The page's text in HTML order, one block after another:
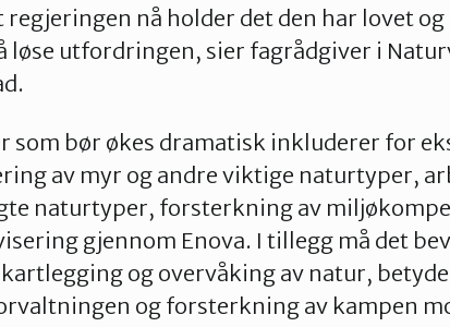
nå holder det den har lovet
løse utfordringen, sier fagrådgiver i
som bør økes dramatisk inkluderer for
av myr og andre viktige naturtyper,
naturtyper, forsterkning av
gjennom Enova. I tillegg må det
og overvåking av natur,
og forsterkning av kampen